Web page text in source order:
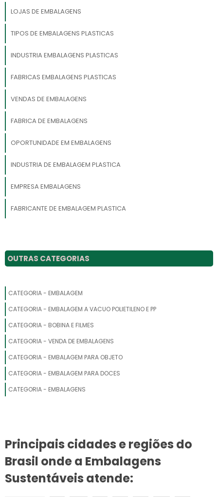
LOJAS DE EMBALAGENS
TIPOS DE EMBALAGENS PLASTICAS
INDUSTRIA EMBALAGENS PLASTICAS
FABRICAS EMBALAGENS PLASTICAS
VENDAS DE EMBALAGENS
FABRICA DE EMBALAGENS
OPORTUNIDADE EM EMBALAGENS
INDUSTRIA DE EMBALAGEM PLASTICA
EMPRESA EMBALAGENS
FABRICANTE DE EMBALAGEM PLASTICA
VENDAS DE EMBALAGENS FLEXIVEIS
REPRESENTANTE COMERCIAL DE EMBALAGENS FLEXIVEIS
EMBALAGEM PARA TRANSPORTES
INDUSTRIA EMBALAGENS
FORNECEDOR DE EMBALAGENS PLASTICAS
EMPRESAS EMBALAGENS
OUTRAS CATEGORIAS
CATEGORIA - EMBALAGEM
CATEGORIA - EMBALAGEM A VACUO POLIETILENO E PP
CATEGORIA - BOBINA E FILMES
CATEGORIA - VENDA DE EMBALAGENS
CATEGORIA - EMBALAGEM PARA OBJETO
CATEGORIA - EMBALAGEM PARA DOCES
CATEGORIA - EMBALAGENS
Principais cidades e regiões do
Brasil onde a Embalagens
Sustentáveis atende: